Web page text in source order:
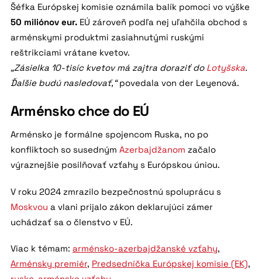
Šéfka Európskej komisie oznámila balík pomoci vo výške
50 miliónov eur.EÚ zároveň podľa nej uľahčila obchod s
arménskymi produktmi zasiahnutými ruskými
reštrikciami vrátane kvetov.
„Zásielka 10-tisíc kvetov má zajtra doraziť do Lotyšska.
Ďalšie budú nasledovať,“povedala von der Leyenová.
Arménsko chce do EÚ
Arménsko je formálne spojencom Ruska, no po
konfliktoch so susedným Azerbajdžanom začalo
výraznejšie posilňovať vzťahy s Európskou úniou.
V roku 2024 zmrazilo bezpečnostnú spoluprácu s
Moskvou a vlani prijalo zákon deklarujúci zámer
uchádzať sa o členstvo v EÚ.
Viac k témam: arménsko-azerbajdžanské vzťahy,
Arménsky premiér, Predsedníčka Európskej komisie (EK),